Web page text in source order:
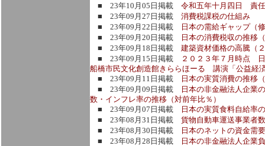
■ 23年10月05日掲載 令和五年十月四日 責
■ 23年09月27日掲載 消費税課税の仕組み
■ 23年09月22日掲載
日本の需給ギャップ（
■ 23年09月20日掲載
日本の消費税収の推移
■ 23年09月18日掲載 建築資材価格の高騰（
■ 23年09月15日掲載
２０２３年７月時点
船橋市民文化創造館きららほーる 講演「公益経
■ 23年09月11日掲載
日本の実質消費の推移
■ 23年09月09日掲載
日本の非金融法人企業
数・インフレ率の推移（対前年比％）
■ 23年09月07日掲載
日本の実質食料自給率
■ 23年08月31日掲載 貨物自動車運送事業者
■ 23年08月30日掲載
日本のネットの資金需
■ 23年08月28日掲載
日本の非金融法人企業